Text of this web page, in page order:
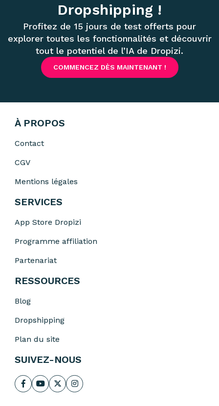
Dropshipping !
Profitez de 15 jours de test offerts pour
explorer toutes les fonctionnalités et découvrir
tout le potentiel de l’IA de Dropizi.
COMMENCEZ DÈS MAINTENANT !
À PROPOS
Contact
CGV
Mentions légales
SERVICES
App Store Dropizi
Programme affiliation
Partenariat
RESSOURCES
Blog
Dropshipping
Plan du site
SUIVEZ-NOUS